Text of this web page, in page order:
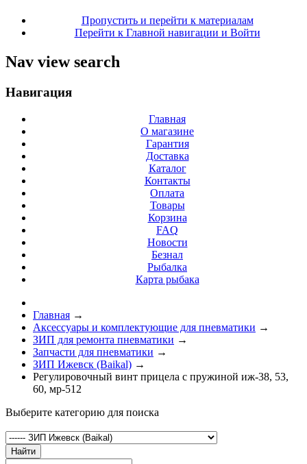
Пропустить и перейти к материалам
Перейти к Главной навигации и Войти
Nav view search
Навигация
Главная
О магазине
Гарантия
Доставка
Каталог
Контакты
Оплата
Товары
Корзина
FAQ
Новости
Безнал
Рыбалка
Карта рыбака
Главная →
Аксессуары и комплектующие для пневматики →
ЗИП для ремонта пневматики →
Запчасти для пневматики →
ЗИП Ижевск (Baikal) →
Регулировочный винт прицела с пружиной иж-38, 53,
60, мр-512
Выберите категорию для поиска
Найти